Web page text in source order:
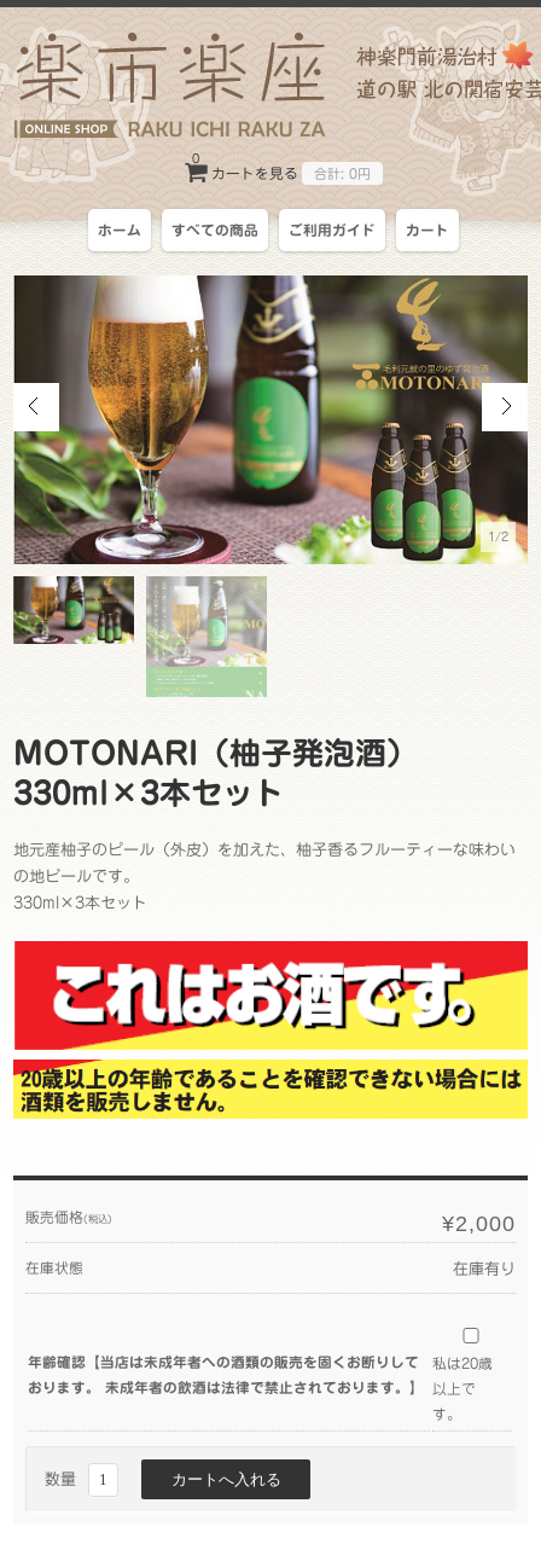
カートを見る
0
合計: 0円
ホーム すべての商品 ご利用ガイド カート
1/2
MOTONARI（柚子発泡酒）
330ml×3本セット
地元産柚子のピール（外皮）を加えた、柚子香るフルーティーな味わい
の地ビールです。
330ml×3本セット
販売価格(税込) ¥2,000
在庫状態 在庫有り
年齢確認【当店は未成年者への酒類の販売を固くお断りして
おります。 未成年者の飲酒は法律で禁止されております。】
私は20歳
以上で
す。
数量